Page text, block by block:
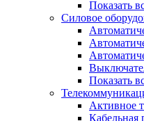
Показать
Силовое
Показать
Активное